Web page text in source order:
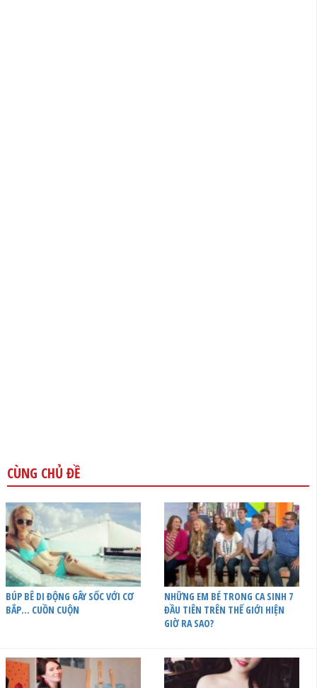
CÙNG CHỦ ĐỀ
BÚP BÊ DI ĐỘNG GÂY SỐC VỚI CƠ
BẮP… CUỒN CUỘN
NHỮNG EM BÉ TRONG CA SINH 7
ĐẦU TIÊN TRÊN THẾ GIỚI HIỆN
GIỜ RA SAO?